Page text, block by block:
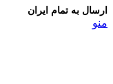
ارسال به تمام ایران
منو